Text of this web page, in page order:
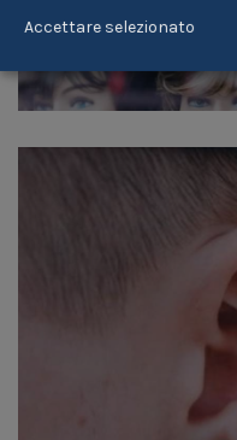
Accettare selezionato